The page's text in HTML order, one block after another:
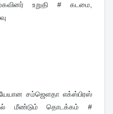
உறுதி # கடமை,
சம்ஜெளதா எக்ஸ்பிரஸ்
மீண்டும் தொடக்கம் #